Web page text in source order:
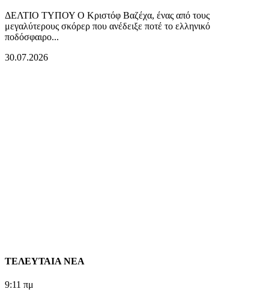
ΔΕΛΤΙΟ ΤΥΠΟΥ Ο Κριστόφ Βαζέχα, ένας από τους
μεγαλύτερους σκόρερ που ανέδειξε ποτέ το ελληνικό
ποδόσφαιρο...
30.07.2026
ΤΕΛΕΥΤΑΙΑ ΝΕΑ
9:11 πμ